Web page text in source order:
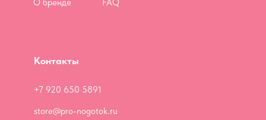
О бренде
Контакты
+7 920 650 5891
store@pro-nogotok.ru
FAQ